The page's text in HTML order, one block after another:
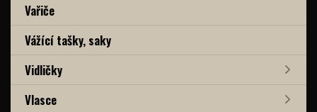
Vařiče
Vážící tašky, saky
Vidličky
Vlasce